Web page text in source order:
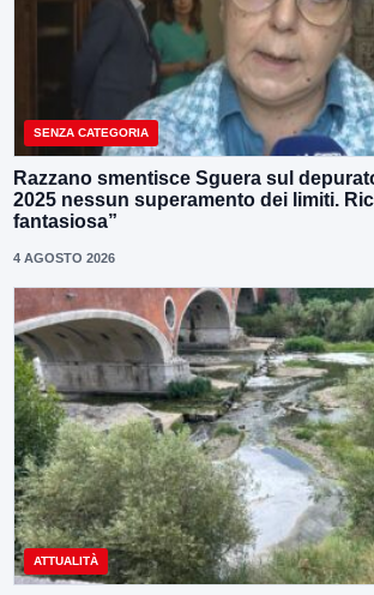
SENZA CATEGORIA
Razzano smentisce Sguera sul
2025 nessun superamento dei limiti.
fantasiosa”
4 AGOSTO 2026
ATTUALITÀ